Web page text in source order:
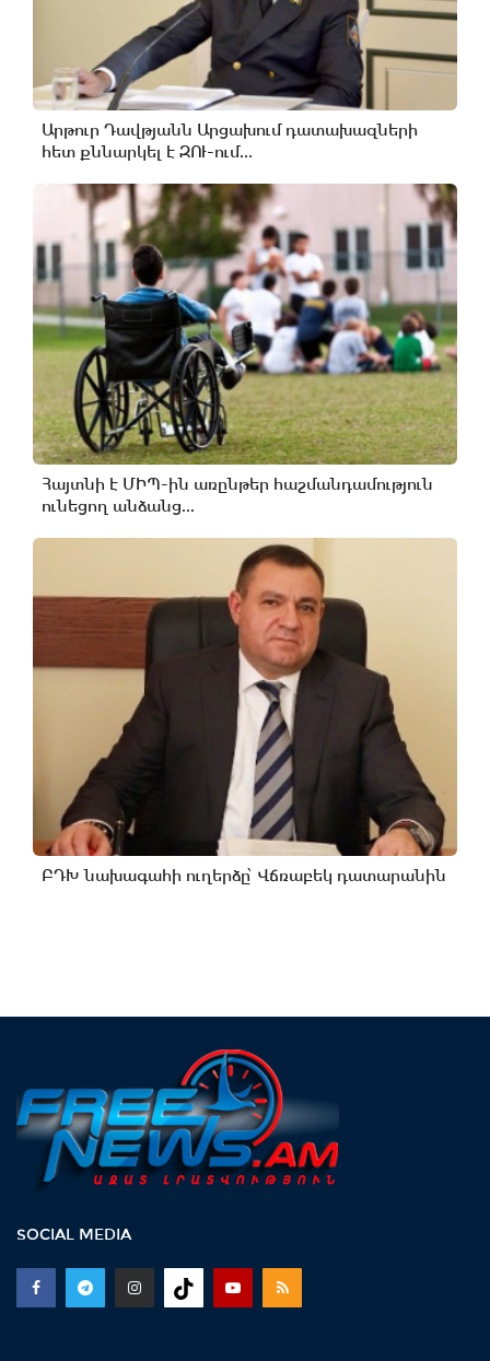
Արթուր Դավթյանն Արցախում դատախազների
հետ քննարկել է ԶՈՒ-ում...
Հայտնի է ՄԻՊ-ին առընթեր հաշմանդամություն
ունեցող անձանց...
ԲԴԽ նախագահի ուղերձը՝ Վճռաբեկ դատարանին
SOCIAL MEDIA